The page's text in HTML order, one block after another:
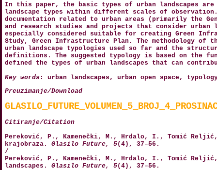
In this paper, the basic types of urban landscapes
landscape types within different scales of
documentation related to urban areas (primarily the
and research studies and projects that consider urban
especially considered suitable for creating Green
Study, Green Infrastructure Plan. The methodology of
urban landscape typologies used so far and the
definitions. The suggested typology is based on the
defined the types of urban landscapes that can
Key words : urban landscapes, urban open space,
Preuzimanje/Download
Citiranje/Citation
Pereković, P., Kamenečki, M., Hrdalo, I., Tomić
krajobraza. Glasilo Future, 5(4), 37–56.
/
Pereković, P., Kamenečki, M., Hrdalo, I., Tomić
landscapes. Glasilo Future, 5(4), 37–56.